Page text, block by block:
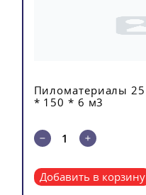
Пиломатериалы 25
* 150 * 6 м3
Добавить в корзину